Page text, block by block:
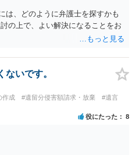
は、どのように弁護士を探すかも
の上で、よい解決になることをお
ないです。
作成 #遺留分侵害額請求・放棄
#遺言
役にたった 8